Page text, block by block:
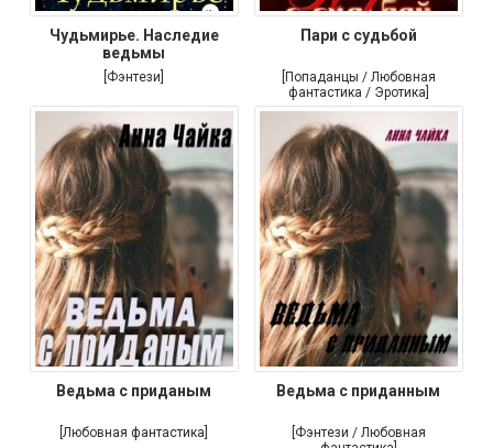
Чудьмирье. Наследие
ведьмы
[Фэнтези]
Пари с судьбой
[Попаданцы / Любовная
фантастика / Эротика]
Ведьма с приданым
[Любовная фантастика]
Ведьма с приданным
[Фэнтези / Любовная